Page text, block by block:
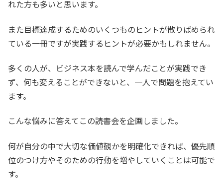
れた方も多いと思います。
また目標達成するためのいくつものヒントが散りばめられ
ている一冊ですが実践するヒントが必要かもしれません。
多くの人が、ビジネス本を読んで学んだことが実践でき
ず、何も変えることができないと、一人で問題を抱えてい
ます。
こんな悩みに答えてこの読書会を企画しました。
何が自分の中で大切な価値観かを明確化できれば、優先順
位のつけ方やそのための行動を増やしていくことは可能で
す。